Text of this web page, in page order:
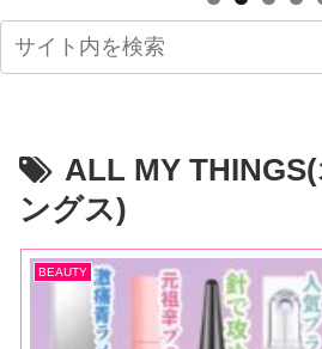
ALL MY
ングス)
BEAUTY